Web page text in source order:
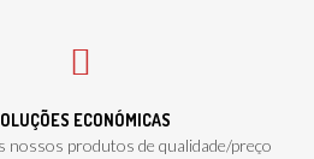
ECONÓMICAS
nossos produtos de qualidade/preço